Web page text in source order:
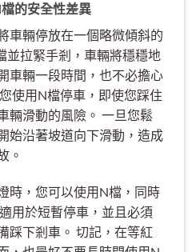
的安全性差異
車輛停放在一個略微傾斜的
並拉緊手剎，車輛將穩穩地
車輛一段時間，也不必擔心
使用N檔停車，即使您踩住
輛滑動的風險。 一旦您鬆
始沿著坡道向下滑動，造成
。
時，您可以使用N檔，同時
用於短暫停車，並且必須
踩下剎車。 切記，在等紅